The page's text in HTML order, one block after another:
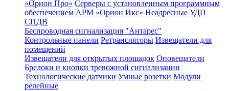
«Орион Про» Серверы с установленным программным
обеспечением АРМ «Орион Икс» Неадресные УДП
СПДВ
Беспроводная сигнализация "Антарес"
Контрольные панели Ретрансляторы Извещатели для
помещений
Извещатели для открытых площадок Оповещатели
Брелоки и кнопки тревожной сигнализации
Технологические датчики Умные розетки Модули
релейные